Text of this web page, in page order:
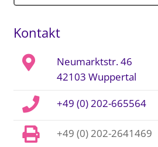
Kontakt
Neumarktstr. 46
42103 Wuppertal
+49 (0) 202-665564
+49 (0) 202-2641469